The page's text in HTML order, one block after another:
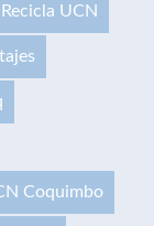
Recicla UCN
Coquimbo